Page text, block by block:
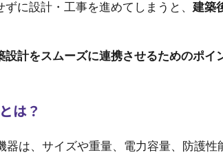
に設計・工事を進めてしまうと、 建築
設計をスムーズに連携させるためのポイ
は？
器は、サイズや重量、電力容量、防護性